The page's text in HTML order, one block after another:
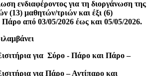
ενδιαφέροντος για τη διοργάνωση της
(13) μαθητών/τριών και έξι (6)
Πάρο από 03/05/2026 έως και 05/05/2026.
για Σύρο - Πάρο και Πάρο –
για Πάρο – Αντίπαρο και